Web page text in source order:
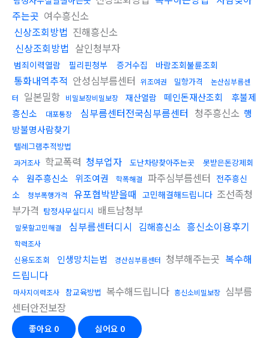
주는곳 여수흥신소
신상조회방법 진해흥신소
신상조회방법 살인청부자
범죄이력열람 필리핀청부 증거수집 바람조회불륜조회
통화내역추적 안성심부름센터 위조여권 밀항가격
논산심부름센
터
일본밀항 비밀보장비밀보장 재산열람 떼인돈재산조회
후불제
흥신소
대포통장 심부름센터전국심부름센터 청주흥신소 행
방불명사람찾기
텔레그램추적방법
과거조사 학교폭력 청부업자 도난차량찾아주는곳
못받은돈강제회
수
원주흥신소 위조여권 학폭해결 파주심부름센터 전주흥신
소
청부폭행가격 유포협박받을때 고민해결해드립니다 조선족청
부가격 탐정사무실디시 배트남청부
말못할고민해결 심부름센터디시 김해흥신소 흥신소이용후기
학력조사
신용도조회 인생망치는법 경산심부름센터 청부해주는곳 복수해
드립니다
마사지이력조사 참교육방법 복수해드립니다 흥신소비밀보장 심부름
센터안전보장
좋아요 0 싫어요 0